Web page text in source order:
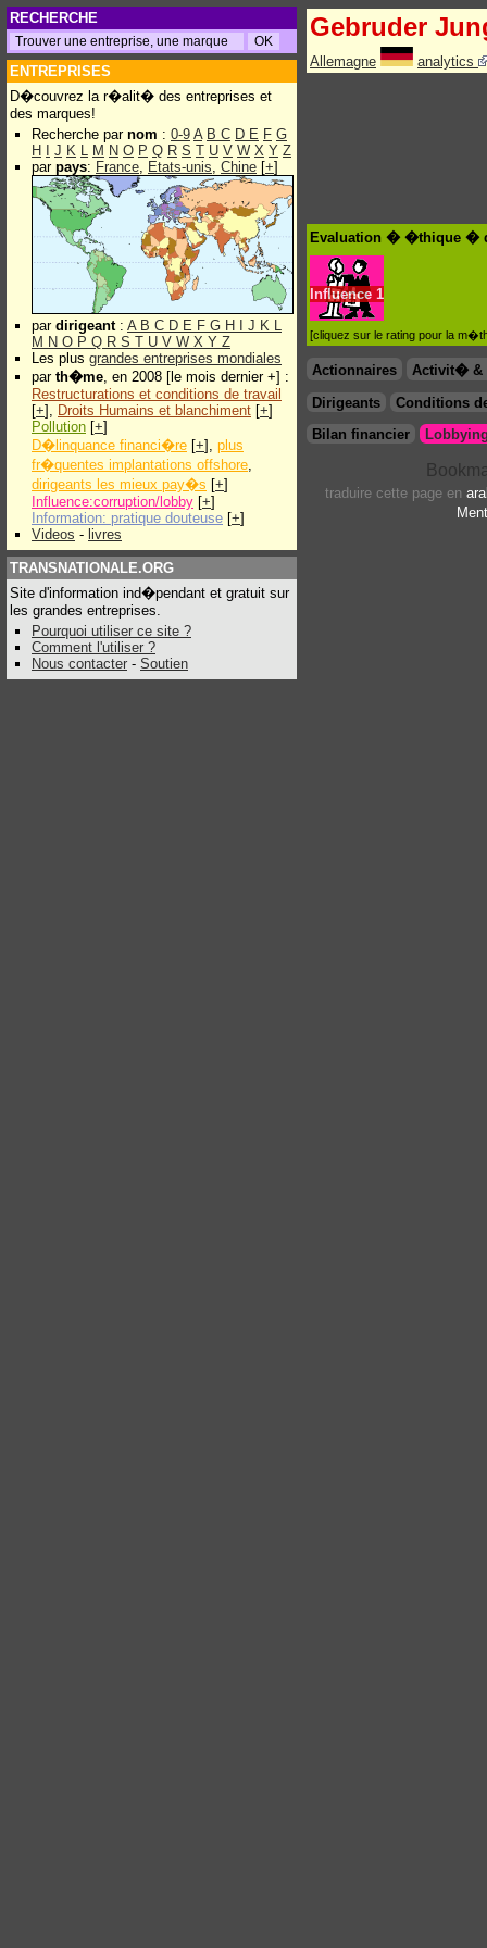
RECHERCHE
ENTREPRISES
D�couvrez la r�alit� des entreprises et
des marques!
Recherche par nom : 0-9 A B C D E F G
H
J K L M N O P Q R S T U V W X Y Z
par pays: France, Etats-unis, Chine [+]
par dirigeant: A B C D E F G H J K L
M N O P Q R S T U V W X Y Z
Les plus grandes entreprises mondiales
par th�me, en 2008 [le mois dernier +] :
Restructurations et conditions de travail
[+], Droits Humains et blanchiment [+]
Pollution [+]
D�linquance financi�re [+], plus
fr�quentes implantations offshore,
dirigeants les mieux pay�s [+]
Influence:corruption/lobby [+]
Information: pratique douteuse [+]
Videos - livres
TRANSNATIONALE.ORG
Site d'information ind�pendant et gratuit sur
les grandes entreprises.
Pourquoi utiliser ce site ?
Comment l'utiliser ?
Nous contacter - Soutien
Gebruder
Allemagne analytics
Evaluation � �thique �
Influence 1
[cliquez sur le rating pour la
Actionnaires
Activit� &
Dirigeants
Conditions
Bilan financier
traduire cette page en